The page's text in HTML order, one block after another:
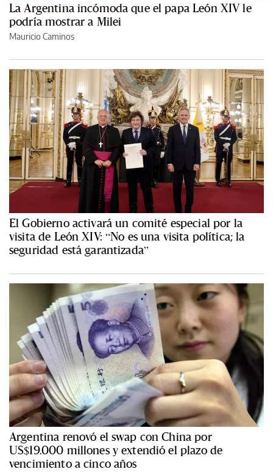
La Argentina incómoda que el papa León XIV le
podría mostrar a Milei
Mauricio Caminos
El Gobierno activará un comité especial por la
visita de León XIV: “No es una visita política; la
seguridad está garantizada”
Argentina renovó el swap con China por
US$19.000 millones y extendió el plazo de
vencimiento a cinco años